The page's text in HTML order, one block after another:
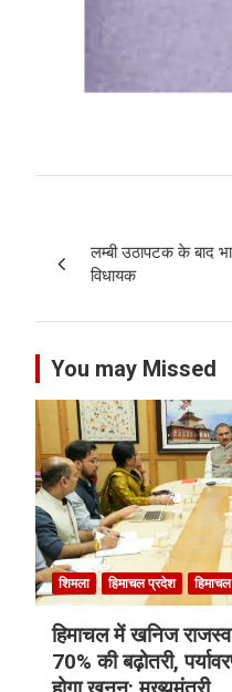
navigation
लम्बी उठापटक के बाद
विधायक
You may Missed
शिमला हिमाचल प्रदेश
हिमाचल में खनिज राजस्व
70% की बढ़ोतरी,